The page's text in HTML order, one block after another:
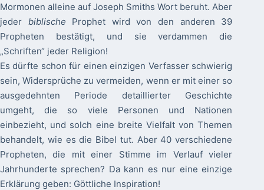
Mormonen alleine auf Joseph Smiths Wort beruht. Aber
jeder biblische Prophet wird von den anderen 39
Propheten bestätigt, und sie verdammen die
„Schriften“ jeder Religion!
Es dürfte schon für einen einzigen Verfasser schwierig
sein, Widersprüche zu vermeiden, wenn er mit einer so
ausgedehnten Periode detaillierter Geschichte
umgeht, die so viele Personen und Nationen
einbezieht, und solch eine breite Vielfalt von Themen
behandelt, wie es die Bibel tut. Aber 40 verschiedene
Propheten, die mit einer Stimme im Verlauf vieler
Jahrhunderte sprechen? Da kann es nur eine einzige
Erklärung geben: Göttliche Inspiration!